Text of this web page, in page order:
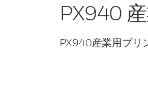
PX940
PX940産業用プリ